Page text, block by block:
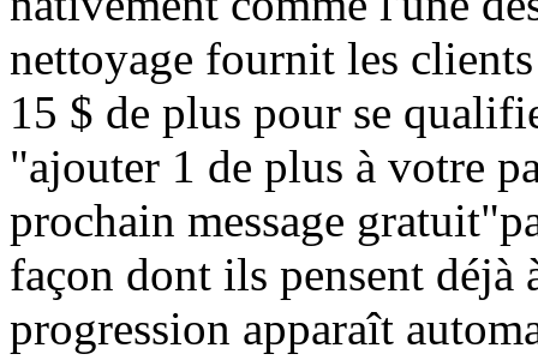
nettoyage fournit les
15 $ de plus pour se
"ajouter 1 de plus à votre
prochain message
façon dont ils pensent déjà
progression apparaît